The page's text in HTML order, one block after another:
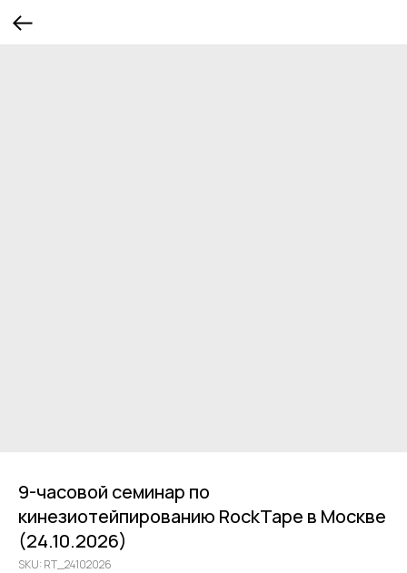
9-часовой семинар по
кинезиотейпированию RockTape в Москве
(24.10.2026)
SKU: RT_24102026